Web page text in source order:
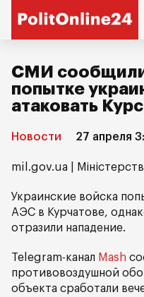
СМИ
попытке
атаковать
Новости 27 апреля
mil.gov.ua |
Украинские войска
АЭС в Курчатове,
отразили нападение.
Telegram-канал Mash
противовоздушной
объекта сработали